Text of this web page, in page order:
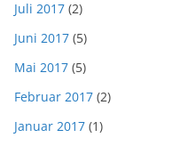
Juli 2017 (2)
Juni 2017 (5)
Mai 2017 (5)
Februar 2017 (2)
Januar 2017 (1)